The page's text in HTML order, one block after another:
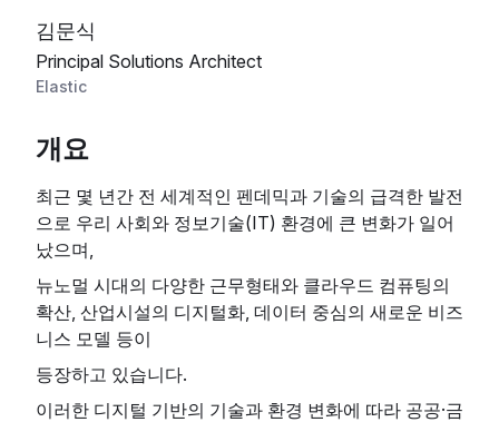
김문식
Principal Solutions Architect
Elastic
개요
최근 몇 년간 전 세계적인 펜데믹과 기술의 급격한 발전
으로 우리 사회와 정보기술(IT) 환경에 큰 변화가 일어
났으며,
뉴노멀 시대의 다양한 근무형태와 클라우드 컴퓨팅의
확산, 산업시설의 디지털화, 데이터 중심의 새로운 비즈
니스 모델 등이
등장하고 있습니다.
이러한 디지털 기반의 기술과 환경 변화에 따라 공공·금